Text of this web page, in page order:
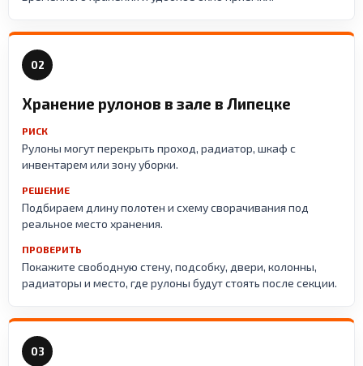
02
Хранение рулонов в зале в Липецке
РИСК
Рулоны могут перекрыть проход, радиатор, шкаф с
инвентарем или зону уборки.
РЕШЕНИЕ
Подбираем длину полотен и схему сворачивания под
реальное место хранения.
ПРОВЕРИТЬ
Покажите свободную стену, подсобку, двери, колонны,
радиаторы и место, где рулоны будут стоять после секции.
03